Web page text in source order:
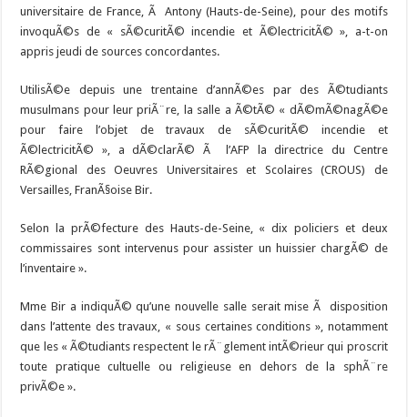
universitaire de France, Ã Antony (Hauts-de-Seine), pour des motifs
invoquÃ©s de « sÃ©curitÃ© incendie et Ã©lectricitÃ© », a-t-on
appris jeudi de sources concordantes.
UtilisÃ©e depuis une trentaine d’annÃ©es par des Ã©tudiants
musulmans pour leur priÃ¨re, la salle a Ã©tÃ© « dÃ©mÃ©nagÃ©e
pour faire l’objet de travaux de sÃ©curitÃ© incendie et
Ã©lectricitÃ© », a dÃ©clarÃ© Ã l’AFP la directrice du Centre
RÃ©gional des Oeuvres Universitaires et Scolaires (CROUS) de
Versailles, FranÃ§oise Bir.
Selon la prÃ©fecture des Hauts-de-Seine, « dix policiers et deux
commissaires sont intervenus pour assister un huissier chargÃ© de
l’inventaire ».
Mme Bir a indiquÃ© qu’une nouvelle salle serait mise Ã disposition
dans l’attente des travaux, « sous certaines conditions », notamment
que les « Ã©tudiants respectent le rÃ¨glement intÃ©rieur qui proscrit
toute pratique cultuelle ou religieuse en dehors de la sphÃ¨re
privÃ©e ».